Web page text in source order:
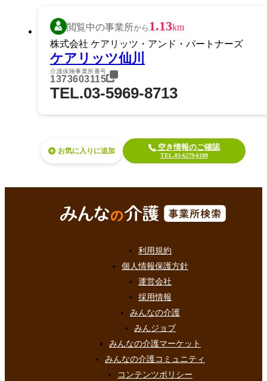
閲覧中の事業所から 1.13km
株式会社 ケアリッツ・アンド・パートナーズ
ケアリッツ仙川
介護保険事業所番号
1373603115
TEL.03-5969-8713
お気に入り 空き情報のご確認
TEL.03-6279-6180
利用規約
個人情報保護方針
運営会社
採用情報
みんなの介護
みんジョブ
みんなの介護マーケット
みんなの介護コミュニティ
コンテンツポリシー